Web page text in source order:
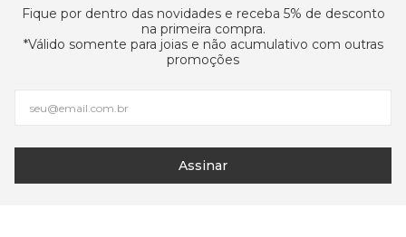
Fique por dentro das novidades e receba 5% de desconto
na primeira compra.
*Válido somente para joias e não acumulativo com outras
promoções
Assinar